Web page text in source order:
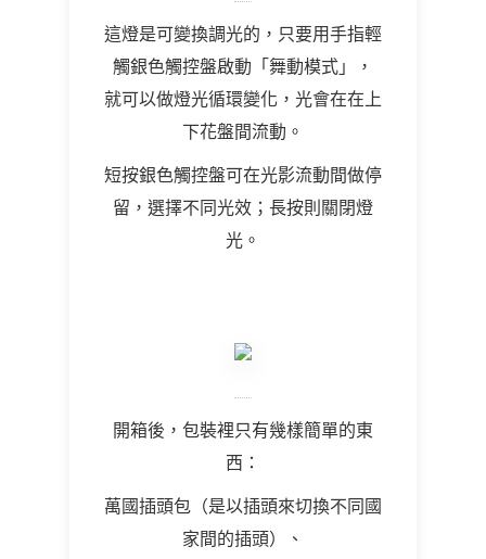
這燈是可變換調光的，只要用手指輕
觸銀色觸控盤啟動「舞動模式」，
就可以做燈光循環變化，光會在在上
下花盤間流動。
短按銀色觸控盤可在光影流動間做停
留，選擇不同光效；長按則關閉燈
光。
開箱後，包裝裡只有幾樣簡單的東
西：
萬國插頭包（是以插頭來切換不同國
家間的插頭）、